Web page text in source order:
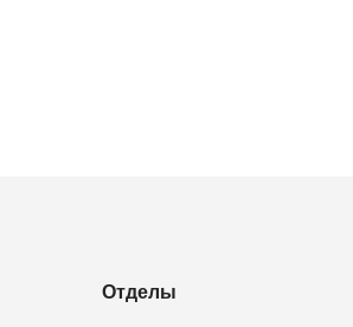
Отделы